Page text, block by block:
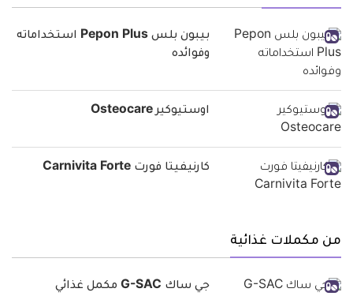
بيبون بلس Pepon Plus استخداماته
وفوائده
اوستيوكير Osteocare
كارنيفيتا فورت Carnivita Forte
من مكملات غذائية
جي ساك G-SAC مكمل غذائي